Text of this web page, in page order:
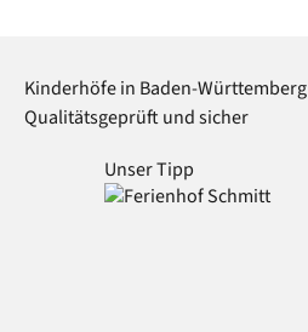
Kinderhöfe in Baden-Württemberg
Qualitätsgeprüft und sicher
Unser Tipp